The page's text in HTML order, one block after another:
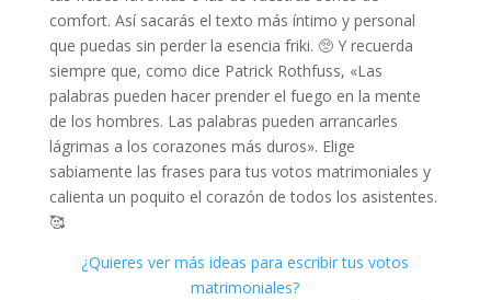
comfort. Así sacarás el texto más íntimo y personal
que puedas sin perder la esencia friki. 🥺 Y recuerda
siempre que, como dice Patrick Rothfuss, «Las
palabras pueden hacer prender el fuego en la mente
de los hombres. Las palabras pueden arrancarles
lágrimas a los corazones más duros». Elige
sabiamente las frases para tus votos matrimoniales y
calienta un poquito el corazón de todos los asistentes.
🥰
¿Quieres ver más ideas para escribir tus votos
matrimoniales?